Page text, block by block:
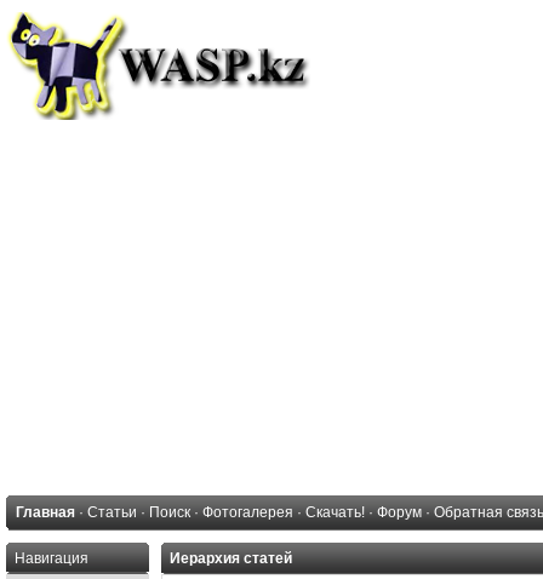
Главная · Статьи · Поиск · Фотогалерея · Скачать! · Форум · Обратная связь
Навигация Иерархия статей